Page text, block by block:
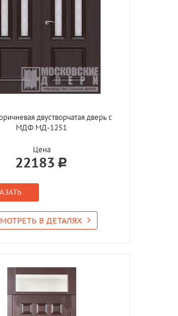
двустворчатая дверь с
МДФ МД-1251
Цена
22183
В ДЕТАЛЯХ